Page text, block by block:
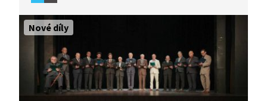
Nové díly